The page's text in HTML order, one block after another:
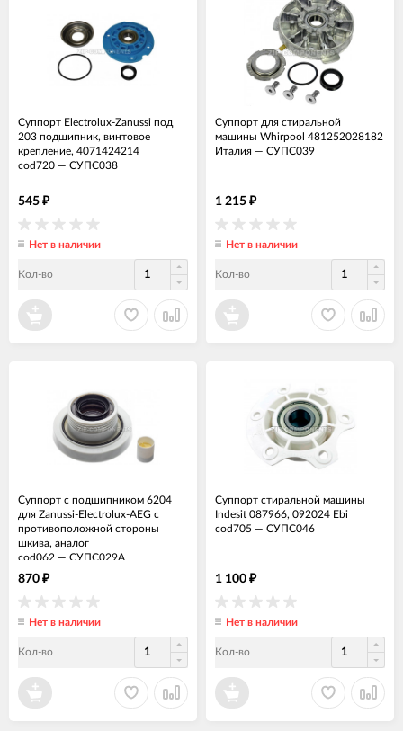
Суппорт Electrolux-Zanussi под
203 подшипник, винтовое
крепление, 4071424214
cod720 — СУПС038
545 ₽
Нет в наличии
Кол-во
Суппорт для стиральной
машины Whirpool 481252028182
Италия — СУПС039
1 215 ₽
Нет в наличии
Кол-во
Суппорт с подшипником 6204
для Zanussi-Electrolux-AEG с
противоположной стороны
шкива, аналог
cod062 — СУПС029А
870 ₽
Нет в наличии
Кол-во
Суппорт стиральной машины
Indesit 087966, 092024 Ebi
cod705 — СУПС046
1 100 ₽
Нет в наличии
Кол-во